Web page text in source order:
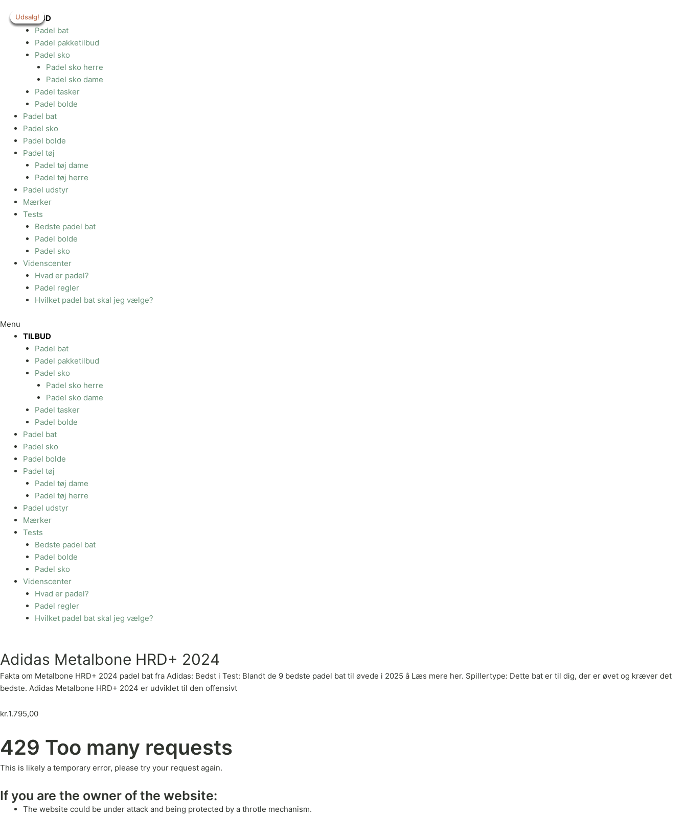
indholdet
TILBUD
Padel bat
Padel pakketilbud
Padel sko
Padel sko herre
Padel sko dame
Padel tasker
Padel bolde
Padel bat
Padel sko
Padel bolde
Padel tøj
Padel tøj dame
Padel tøj herre
Padel udstyr
Mærker
Tests
Bedste padel bat
Padel bolde
Padel sko
Videnscenter
Hvad er padel?
Padel regler
Hvilket padel bat skal jeg vælge?
Menu
TILBUD
Padel bat
Padel pakketilbud
Padel sko
Padel sko herre
Padel sko dame
Padel tasker
Padel bolde
Padel bat
Padel sko
Padel bolde
Padel tøj
Padel tøj dame
Padel tøj herre
Padel udstyr
Mærker
Tests
Bedste padel bat
Padel bolde
Padel sko
Videnscenter
Hvad er padel?
Padel regler
Hvilket padel bat skal jeg vælge?
Adidas Metalbone HRD+ 2024
Fakta om Metalbone HRD+ 2024 padel bat fra Adidas: Bedst i Test: Blandt de 9 bedste padel bat til øvede i 2025 â Læs mere her. Spillertype: Dette bat er til dig, der er øvet og kræver det
bedste. Adidas Metalbone HRD+ 2024 er udviklet til den offensivt
kr.1.795,00
429 Too many requests
This is likely a temporary error, please try your request again.
If you are the owner of the website:
The website could be under attack and being protected by a throtle mechanism.
Udsalg!
Udsalg!
Udsalg!
Udsalg!
Udsalg!
Udsalg!